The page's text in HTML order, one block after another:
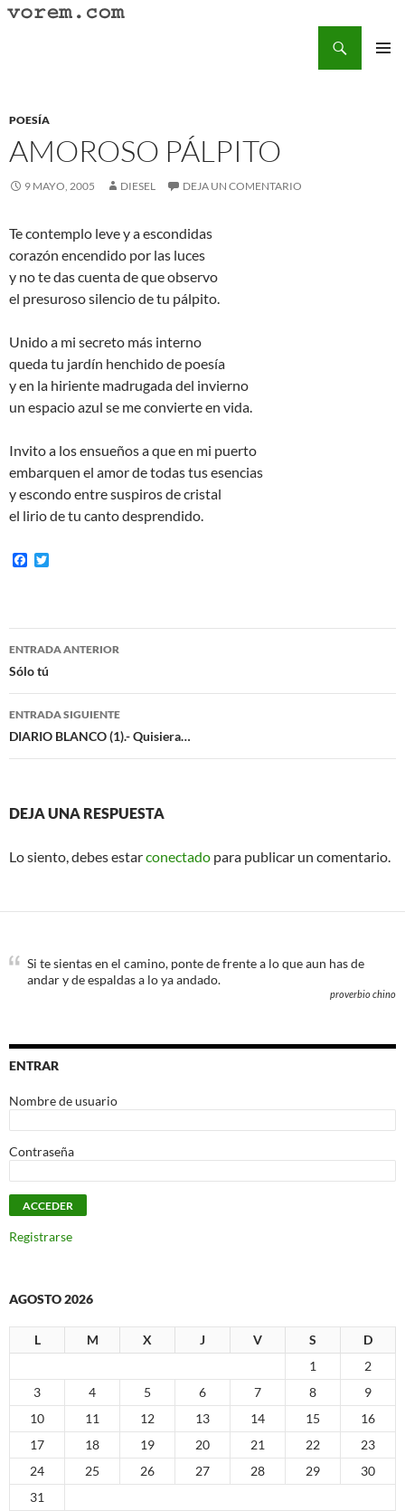
Saltar
POESÍA
AMOROSO PÁLPITO
9 MAYO, 2005 DIESEL DEJA UN COMENTARIO
Te contemplo leve y a escondidas
corazón encendido por las luces
y no te das cuenta de que observo
el presuroso silencio de tu pálpito.
Unido a mi secreto más interno
queda tu jardín henchido de poesía
y en la hiriente madrugada del invierno
un espacio azul se me convierte en vida.
Invito a los ensueños a que en mi puerto
embarquen el amor de todas tus esencias
y escondo entre suspiros de cristal
el lirio de tu canto desprendido.
F
o
o
e
r
Navegación
de
entradas
ENTRADA ANTERIOR
Sólo tú
ENTRADA SIGUIENTE
DIARIO BLANCO (1).- Quisiera…
DEJA UNA RESPUESTA
Lo siento, debes estarconectado para publicar un comentario.
Si te sientas en el camino, ponte de frente a lo que aun has de
andar y de espaldas a lo ya andado.
proverbio chino
ENTRAR
Nombre de usuario
Contraseña
Registrarse
AGOSTO 2026
L M X J V S
D
1
2
3
4 5 6 7 8
9
10
11 12 13 14 15
16
17
18 19 20 21 22
23
24
25 26 27 28 29
30
31